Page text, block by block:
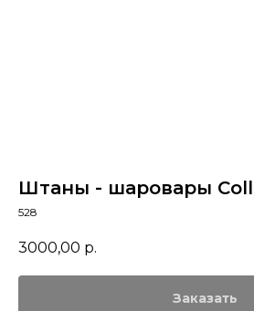
Штаны - шаровары
528
3000,00 р.
Заказать